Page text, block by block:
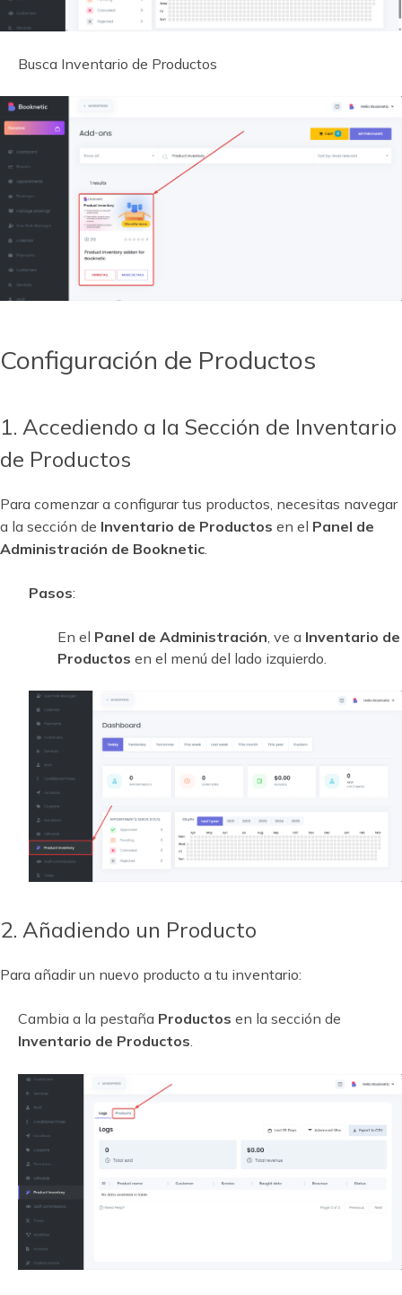
Busca Inventario de Productos
Configuración de Productos
1. Accediendo a la Sección de Inventario
de Productos
Para comenzar a configurar tus productos, necesitas navegar
a la sección de Inventario de Productos en el Panel de
Administración de Booknetic.
Pasos:
En el Panel de Administración, ve a Inventario de
Productos en el menú del lado izquierdo.
2. Añadiendo un Producto
Para añadir un nuevo producto a tu inventario:
Cambia a la pestaña Productos en la sección de
Inventario de Productos